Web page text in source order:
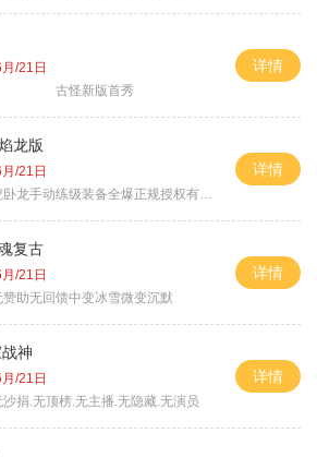
/21日
怪新版首秀
详情
龙版
/21日
龙手动练级装备全爆正规授权有保障
详情
复古
/21日
赞助无回馈中变冰雪微变沉默
详情
神
/21日
沙捐.无顶榜.无主播.无隐藏.无演员
详情